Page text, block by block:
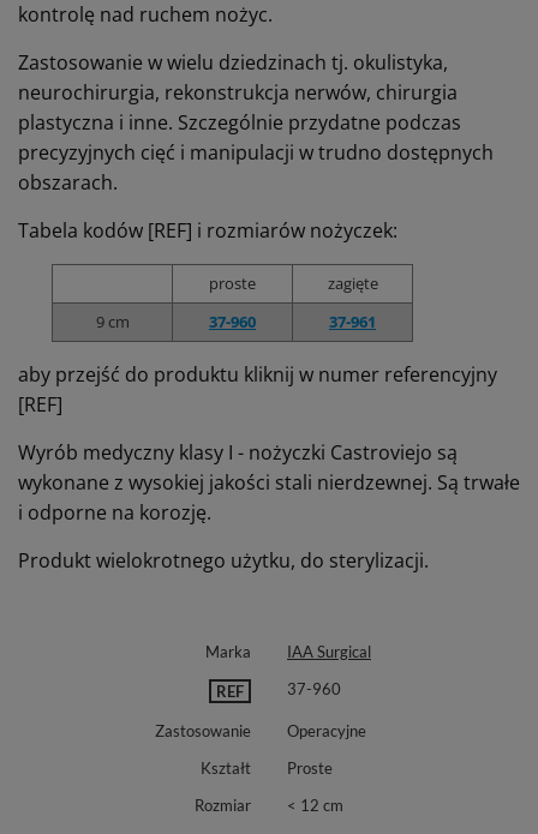
kontrolę nad ruchem nożyc.
Zastosowanie w wielu dziedzinach tj. okulistyka,
neurochirurgia, rekonstrukcja nerwów, chirurgia
plastyczna i inne. Szczególnie przydatne podczas
precyzyjnych cięć i manipulacji w trudno dostępnych
obszarach.
Tabela kodów [REF] i rozmiarów nożyczek:
proste
zagięte
9 cm
37-960 37-961
aby przejść do produktu kliknij w numer referencyjny
[REF]
Wyrób medyczny klasy I - nożyczki Castroviejo są
wykonane z wysokiej jakości stali nierdzewnej. Są trwałe
i odporne na korozję.
Produkt wielokrotnego użytku, do sterylizacji.
Marka IAA Surgical
REF 37-960
Zastosowanie
Operacyjne
Kształt
Proste
Rozmiar
< 12 cm